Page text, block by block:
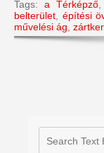
Tags: a Térképző,
belterület, építési
művelési ág,